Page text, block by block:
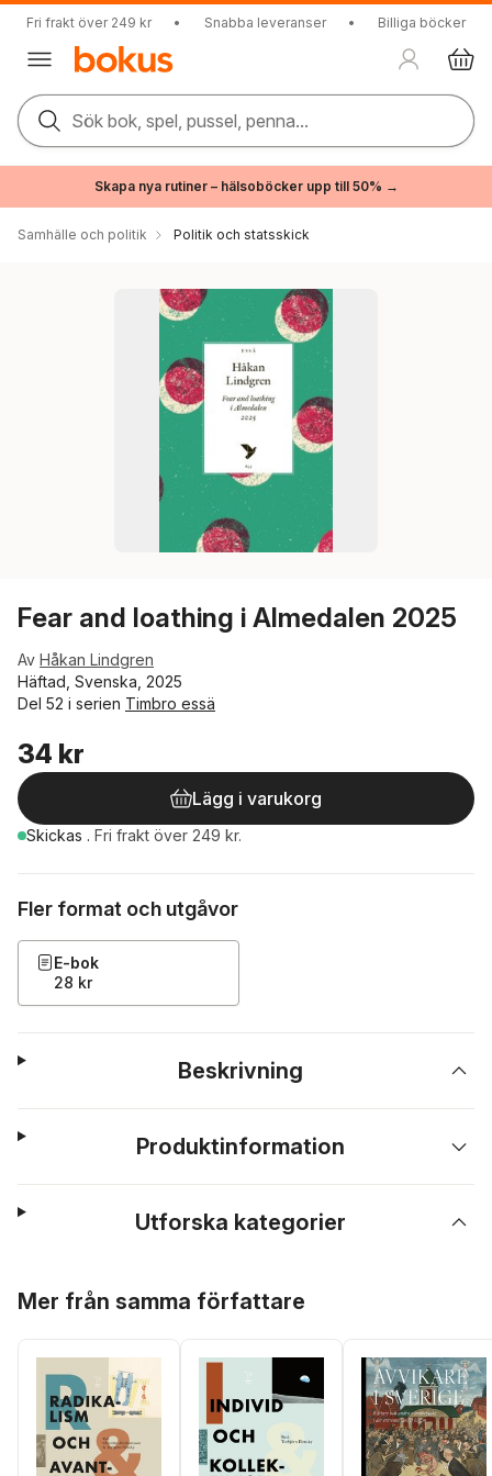
Fri frakt över 249 kr • Snabba leveranser • Billiga böcker
Sök bok, spel, pussel, penna...
Skapa nya rutiner – hälsoböcker upp till 50% →
Samhälle och politik Politik och statsskick
Fear and loathing i Almedalen 2025
Av Håkan Lindgren
Häftad, Svenska, 2025
Del 52 i serien Timbro essä
34 kr
Lägg i varukorg
Skickas . Fri frakt över 249 kr.
Fler format och utgåvor
E-bok
28 kr
Beskrivning
Produktinformation
Utforska kategorier
Mer från samma författare